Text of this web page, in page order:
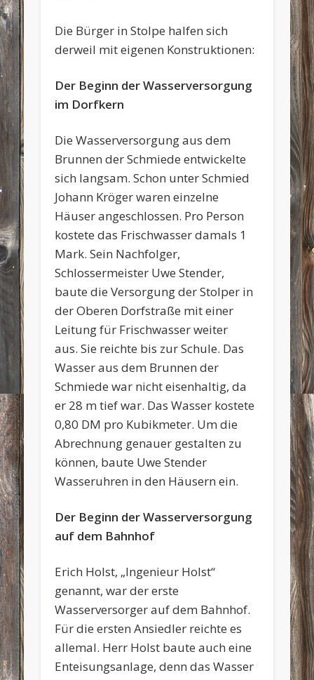
Die Bürger in Stolpe halfen sich
derweil mit eigenen Konstruktionen:
Der Beginn der Wasserversorgung
im Dorfkern
Die Wasserversorgung aus dem
Brunnen der Schmiede entwickelte
sich langsam. Schon unter Schmied
Johann Kröger waren einzelne
Häuser angeschlossen. Pro Person
kostete das Frischwasser damals 1
Mark. Sein Nachfolger,
Schlossermeister Uwe Stender,
baute die Versorgung der Stolper in
der Oberen Dorfstraße mit einer
Leitung für Frischwasser weiter
aus. Sie reichte bis zur Schule. Das
Wasser aus dem Brunnen der
Schmiede war nicht eisenhaltig, da
er 28 m tief war. Das Wasser kostete
0,80 DM pro Kubikmeter. Um die
Abrechnung genauer gestalten zu
können, baute Uwe Stender
Wasseruhren in den Häusern ein.
Der Beginn der Wasserversorgung
auf dem Bahnhof
Erich Holst, „Ingenieur Holst“
genannt, war der erste
Wasserversorger auf dem Bahnhof.
Für die ersten Ansiedler reichte es
allemal. Herr Holst baute auch eine
Enteisungsanlage, denn das Wasser